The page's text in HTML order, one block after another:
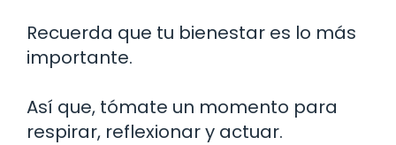
Recuerda que tu bienestar es lo más
importante.
Así que, tómate un momento para
respirar, reflexionar y actuar.